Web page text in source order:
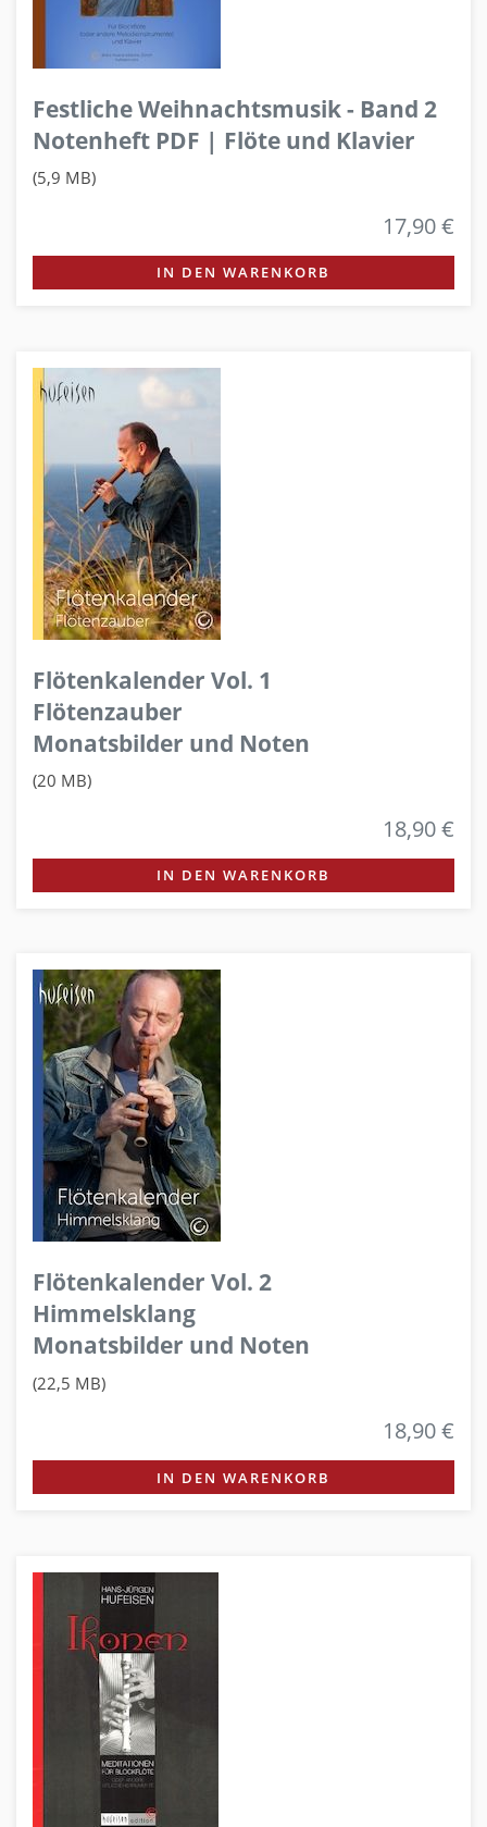
Festliche Weihnachtsmusik - Band 2
Notenheft PDF | Flöte und Klavier
(5,9 MB)
17,90 €
IN DEN WARENKORB
Flötenkalender Vol. 1
Flötenzauber
Monatsbilder und Noten
(20 MB)
18,90 €
IN DEN WARENKORB
Flötenkalender Vol. 2
Himmelsklang
Monatsbilder und Noten
(22,5 MB)
18,90 €
IN DEN WARENKORB